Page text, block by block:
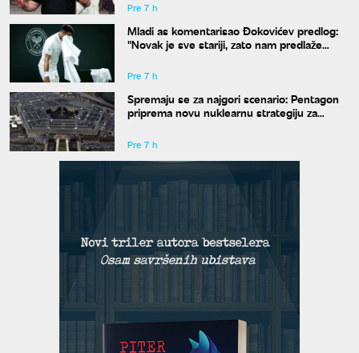
Pre 7 h
Mladi as komentarisao Đokovićev predlog:
"Novak je sve stariji, zato nam predlaže
Pre 7 h
Spremaju se za najgori scenario: Pentagon
priprema novu nuklearnu strategiju za
Pre 7 h